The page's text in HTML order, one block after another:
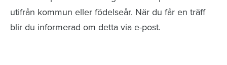
utifrån kommun eller födelseår. När du får en träff
blir du informerad om detta via e-post.